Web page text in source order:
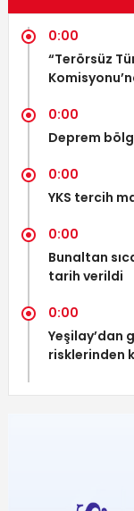
0:00
“Terörsüz
0:00
Deprem
0:00
YKS tercih
0:00
Bunaltan
tarih verildi
0:00
Yeşilay’dan
risklerinden